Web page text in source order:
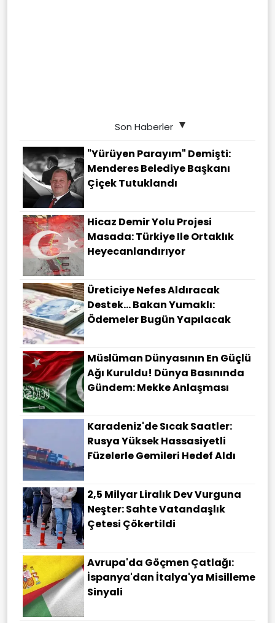
Son Haberler
"Yürüyen Parayım" Demişti:
Menderes Belediye Başkanı
Çiçek Tutuklandı
Hicaz Demir Yolu Projesi
Masada: Türkiye Ile Ortaklık
Heyecanlandırıyor
Üreticiye Nefes Aldıracak
Destek... Bakan Yumaklı:
Ödemeler Bugün Yapılacak
Müslüman Dünyasının En Güçlü
Ağı Kuruldu! Dünya Basınında
Gündem: Mekke Anlaşması
Karadeniz'de Sıcak Saatler:
Rusya Yüksek Hassasiyetli
Füzelerle Gemileri Hedef Aldı
2,5 Milyar Liralık Dev Vurguna
Neşter: Sahte Vatandaşlık
Çetesi Çökertildi
Avrupa'da Göçmen Çatlağı:
İspanya'dan İtalya'ya Misilleme
Sinyali